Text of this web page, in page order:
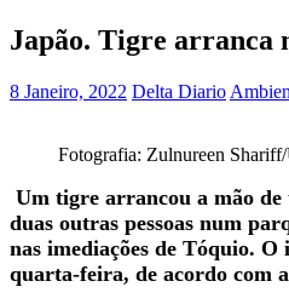
Japão. Tigre arranca
8 Janeiro, 2022 Delta Diario
Fotografia: Zulnureen Shariff/
Um tigre arrancou a mão
duas outras pessoas num
nas imediações de Tóquio.
quarta-feira, de acordo com